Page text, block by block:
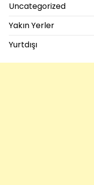
Uncategorized
Yakın Yerler
Yurtdışı